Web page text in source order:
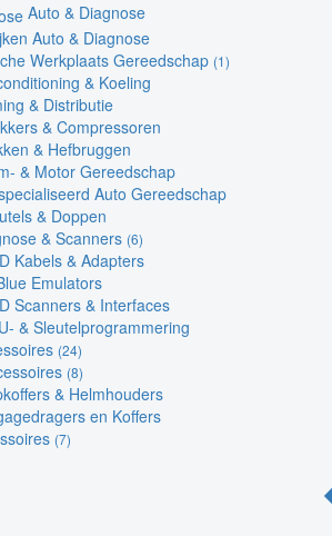
Auto & Diagnose
Auto & Diagnose
Werkplaats Gereedschap (1)
& Koeling
& Distributie
& Compressoren
& Hefbruggen
& Motor Gereedschap
Auto Gereedschap
& Doppen
& Scanners (6)
Kabels & Adapters
Emulators
Scanners & Interfaces
& Sleutelprogrammering
(24)
(8)
& Helmhouders
en Koffers
(7)